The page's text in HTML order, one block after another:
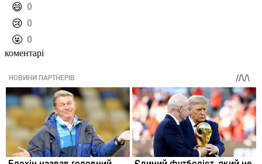
️😄 0
️😢 0
️🤬 0
коментарі